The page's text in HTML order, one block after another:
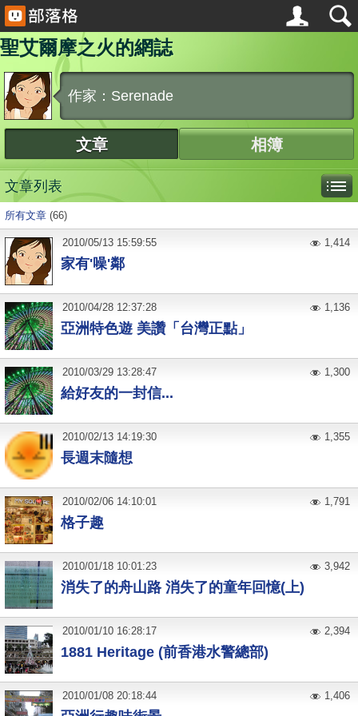
聖艾爾摩之火的網誌
作家：Serenade
文章 相簿
文章列表
所有文章 (66)
家有'噪'鄰
2010/05/13 15:59:55 1,414
亞洲特色遊 美讚「台灣正點」
2010/04/28 12:37:28 1,136
給好友的一封信...
2010/03/29 13:28:47 1,300
長週末隨想
2010/02/13 14:19:30 1,355
格子趣
2010/02/06 14:10:01 1,791
消失了的舟山路 消失了的童年回憶(上)
2010/01/18 10:01:23 3,942
1881 Heritage (前香港水警總部)
2010/01/10 16:28:17 2,394
2010/01/08 20:18:44 1,406